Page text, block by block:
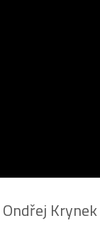
Ondřej Krynek